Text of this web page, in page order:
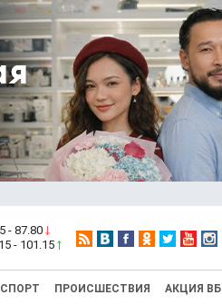
- 87.80
- 101.15
СПОРТ ПРОИСШЕСТВИЯ АКЦИЯ ВБ